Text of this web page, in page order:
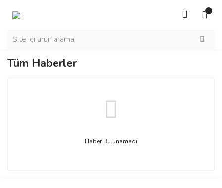
Tüm Haberler
Haber Bulunamadı